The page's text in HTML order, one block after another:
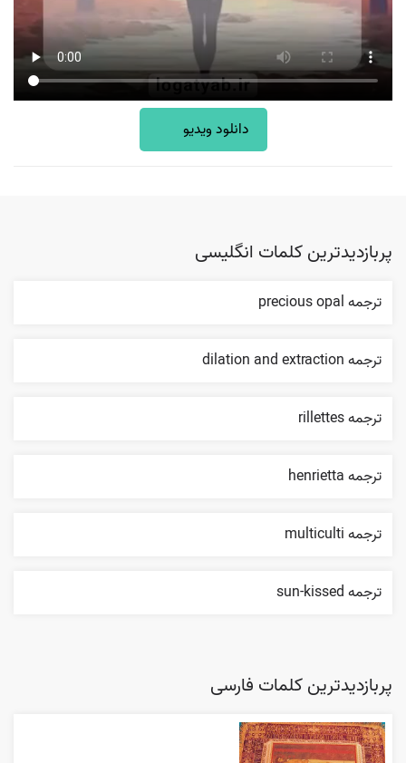
دانلود ویدیو
پربازدیدترین کلمات انگلیسی
ترجمه precious opal
ترجمه dilation and extraction
ترجمه rillettes
ترجمه henrietta
ترجمه multiculti
ترجمه sun-kissed
پربازدیدترین کلمات فارسی